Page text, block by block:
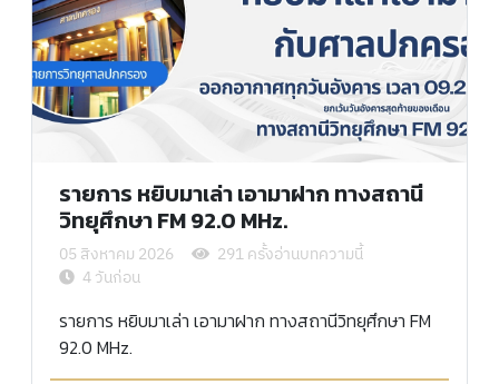
รายการ หยิบมาเล่า เอามาฝาก ทางสถานี
วิทยุศึกษา FM 92.0 MHz.
05 สิงหาคม 2026
291 ครั้งอ่านบทความนี้
4 วันก่อน
รายการ หยิบมาเล่า เอามาฝาก ทางสถานีวิทยุศึกษา FM
92.0 MHz.